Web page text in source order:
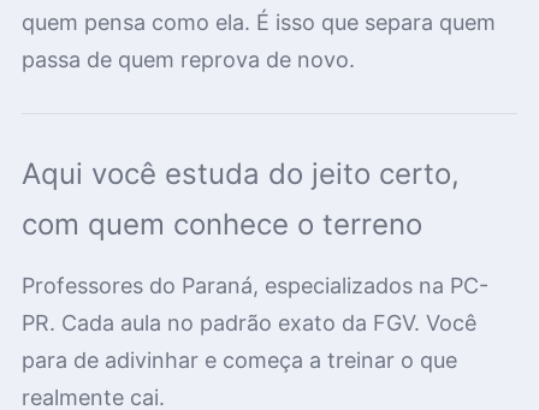
quem pensa como ela. É isso que separa quem
passa de quem reprova de novo.
Aqui você estuda do jeito certo,
com quem conhece o terreno
Professores do Paraná, especializados na PC-
PR. Cada aula no padrão exato da FGV. Você
para de adivinhar e começa a treinar o que
realmente cai.